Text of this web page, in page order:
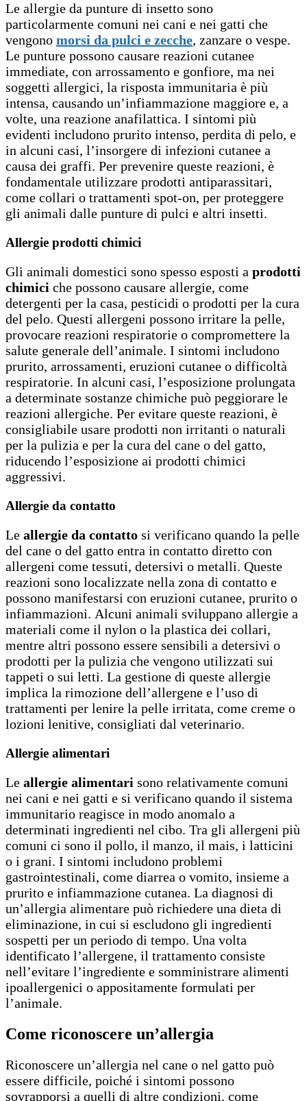
Le allergie da punture di insetto sono
particolarmente comuni nei cani e nei gatti che
vengono morsi da pulci e zecche, zanzare o vespe.
Le punture possono causare reazioni cutanee
immediate, con arrossamento e gonfiore, ma nei
soggetti allergici, la risposta immunitaria è più
intensa, causando un’infiammazione maggiore e, a
volte, una reazione anafilattica. I sintomi più
evidenti includono prurito intenso, perdita di pelo, e
in alcuni casi, l’insorgere di infezioni cutanee a
causa dei graffi. Per prevenire queste reazioni, è
fondamentale utilizzare prodotti antiparassitari,
come collari o trattamenti spot-on, per proteggere
gli animali dalle punture di pulci e altri insetti.
Allergie prodotti chimici
Gli animali domestici sono spesso esposti a prodotti
chimici che possono causare allergie, come
detergenti per la casa, pesticidi o prodotti per la cura
del pelo. Questi allergeni possono irritare la pelle,
provocare reazioni respiratorie o compromettere la
salute generale dell’animale. I sintomi includono
prurito, arrossamenti, eruzioni cutanee o difficoltà
respiratorie. In alcuni casi, l’esposizione prolungata
a determinate sostanze chimiche può peggiorare le
reazioni allergiche. Per evitare queste reazioni, è
consigliabile usare prodotti non irritanti o naturali
per la pulizia e per la cura del cane o del gatto,
riducendo l’esposizione ai prodotti chimici
aggressivi.
Allergie da contatto
Le allergie da contatto si verificano quando la pelle
del cane o del gatto entra in contatto diretto con
allergeni come tessuti, detersivi o metalli. Queste
reazioni sono localizzate nella zona di contatto e
possono manifestarsi con eruzioni cutanee, prurito o
infiammazioni. Alcuni animali sviluppano allergie a
materiali come il nylon o la plastica dei collari,
mentre altri possono essere sensibili a detersivi o
prodotti per la pulizia che vengono utilizzati sui
tappeti o sui letti. La gestione di queste allergie
implica la rimozione dell’allergene e l’uso di
trattamenti per lenire la pelle irritata, come creme o
lozioni lenitive, consigliati dal veterinario.
Allergie alimentari
Le allergie alimentari sono relativamente comuni
nei cani e nei gatti e si verificano quando il sistema
immunitario reagisce in modo anomalo a
determinati ingredienti nel cibo. Tra gli allergeni più
comuni ci sono il pollo, il manzo, il mais, i latticini
o i grani. I sintomi includono problemi
gastrointestinali, come diarrea o vomito, insieme a
prurito e infiammazione cutanea. La diagnosi di
un’allergia alimentare può richiedere una dieta di
eliminazione, in cui si escludono gli ingredienti
sospetti per un periodo di tempo. Una volta
identificato l’allergene, il trattamento consiste
nell’evitare l’ingrediente e somministrare alimenti
ipoallergenici o appositamente formulati per
l’animale.
Come riconoscere un’allergia
Riconoscere un’allergia nel cane o nel gatto può
essere difficile, poiché i sintomi possono
sovrapporsi a quelli di altre condizioni, come